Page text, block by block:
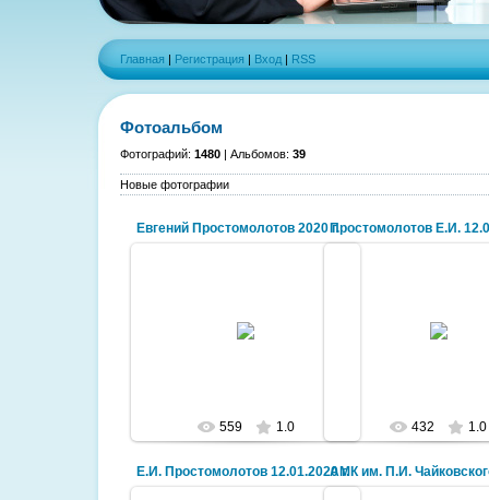
Главная | Регистрация | Вход | RSS
Фотоальбом
Фотографий: 1480 | Альбомов: 39
Новые фотографии
Евгений Простомолотов 2020 г.
559 1.0
Простомолотов Е.И.
432 1.0
Е.И. Простомолотов 12.01.2020 г.